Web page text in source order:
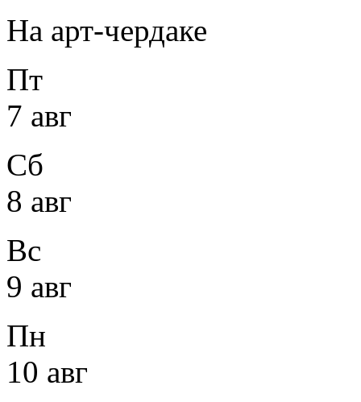
На арт-чердаке
Пт
7 авг
Сб
8 авг
Вс
9 авг
Пн
10 авг